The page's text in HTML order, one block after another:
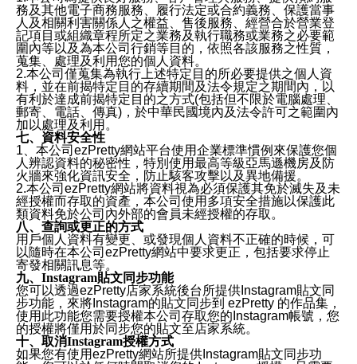
務及其他電子商務服務、履行法定或合約義務、保護當事
人及相關利害關係人之權益、售後服務、經營合於營業登
記項目或組織章程所定之業務及執行職務或業務之必要範
圍內等以及為本公司行銷等目的，依照各該服務之性質，
蒐集、處理及利用您的個人資料。
2.本公司僅蒐集為執行上述特定目的所必要提供之個人資
料，並在前揭特定目的存續期間及法令規定之期間內，以
有利於達成前揭特定目的之方式(包括但不限於電腦處理、
郵寄、電話、傳真)，於中華民國境內及法令許可之範圍內
加以處理及利用。
七、資料安全性
1、本公司ezPretty網站平台使用企業標準慣例來保護您個
人辨認資料的秘密性，特別使用最高等級亞馬遜機房及防
火牆來強化資訊安全，防止駭客攻擊以及異地備援。
2.本公司ezPretty網站將資料視為必須保護其免於滅失及未
經授權而存取的資產，本公司使用多項安全措施以保護此
類資料免於公司內外部的會員未經授權的存取。
八、查詢或更正的方式
用戶個人資料有變更、或發現個人資料不正確的時候，可
以隨時在本公司ezPretty網站中要求更正，包括要求停止
寄發相關訊息等。
九、Instagram貼文同步功能
您可以透過ezPretty店家系統後台所提供Instagram貼文同
步功能，來將Instagram的貼文同步到 ezPretty 的作品集，
使用此功能您需要授權本公司存取您的Instagram帳號，您
的授權將僅用於同步您的貼文至店家系統。
十、取消Instagram授權方式
如果您有使用ezPretty網站所提供Instagram貼文同步功